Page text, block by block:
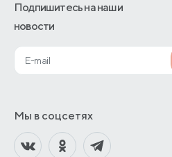
Подпишитесь на наши
новости
Мы в соцсетях